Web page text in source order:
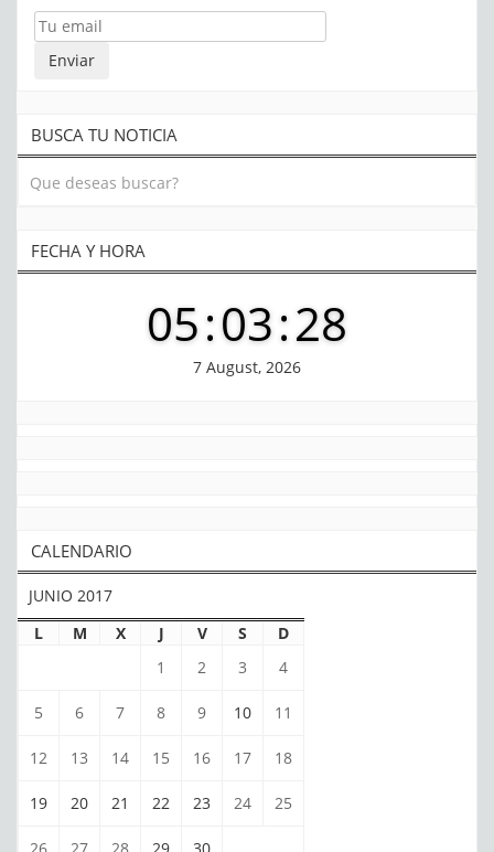
BUSCA TU NOTICIA
FECHA Y HORA
05:03:28
7 August, 2026
CALENDARIO
JUNIO 2017
L
M X J V S
D
1
2 3 4
5 6 7 8 9 10 11
12 13 14 15 16 17 18
19 20 21 22 23 24 25